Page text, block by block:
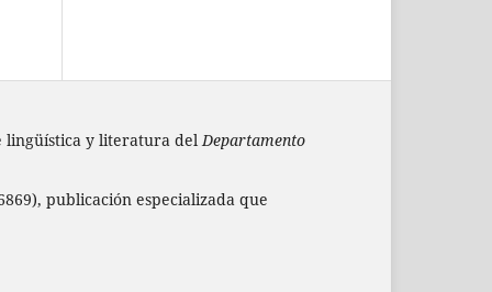
lingüística y literatura del Departamento
publicación especializada que